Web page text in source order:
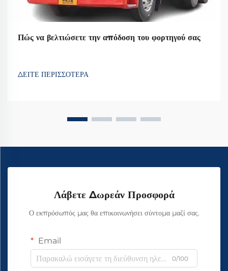
Πώς να βελτιώσετε την απόδοση του φορτηγού σας
ΔΕΙΤΕ ΠΕΡΙΣΣΟΤΕΡΑ
Λάβετε Δωρεάν Προσφορά
Ο εκπρόσωπός μας θα επικοινωνήσει σύντομα μαζί σας.
Email
0/100